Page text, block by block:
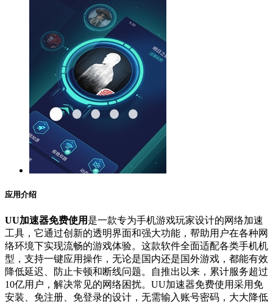
应用介绍
UU加速器免费使用 是一款专为手机游戏玩家设计的网络加速
工具，它通过创新的透明界面和强大功能，帮助用户在各种网
络环境下实现流畅的游戏体验。这款软件全面适配各类手机机
型，支持一键应用操作，无论是国内还是国外游戏，都能有效
降低延迟、防止卡顿和断线问题。自推出以来，累计服务超过
10亿用户，解决常见的网络困扰。UU加速器免费使用采用免
安装、免注册、免登录的设计，无需输入账号密码，大大降低